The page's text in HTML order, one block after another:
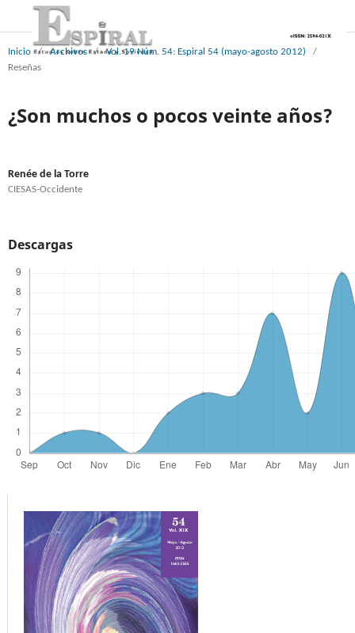
Inicio / Archivos / Vol. 19 Núm. 54: Espiral 54 (mayo-agosto 2012)
/
Reseñas
¿Son muchos o pocos veinte años?
Renée de la Torre
CIESAS-Occidente
Descargas